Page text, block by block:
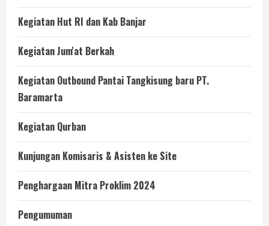
Kegiatan Hut RI dan Kab Banjar
Kegiatan Jum'at Berkah
Kegiatan Outbound Pantai Tangkisung baru PT.
Baramarta
Kegiatan Qurban
Kunjungan Komisaris & Asisten ke Site
Penghargaan Mitra Proklim 2024
Pengumuman